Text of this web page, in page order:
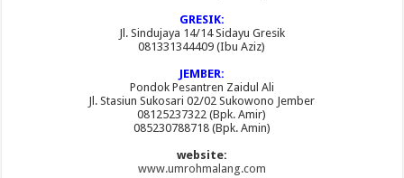
GRESIK:
Jl. Sindujaya 14/14 Sidayu Gresik
081331344409 (Ibu Aziz)
JEMBER:
Pondok Pesantren Zaidul Ali
Jl. Stasiun Sukosari 02/02 Sukowono Jember
08125237322 (Bpk. Amir)
085230788718 (Bpk. Amin)
website:
www.umrohmalang.com